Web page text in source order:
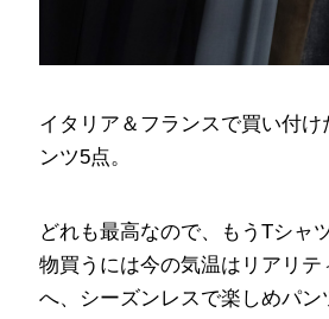
イタリア＆フランスで買い付
ンツ5点。
どれも最高なので、もうTシャ
物買うには今の気温はリアリ
へ、シーズンレスで楽しめパン